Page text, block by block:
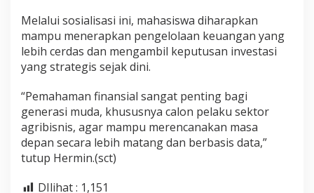
Melalui sosialisasi ini, mahasiswa diharapkan
mampu menerapkan pengelolaan keuangan yang
lebih cerdas dan mengambil keputusan investasi
yang strategis sejak dini.
“Pemahaman finansial sangat penting bagi
generasi muda, khususnya calon pelaku sektor
agribisnis, agar mampu merencanakan masa
depan secara lebih matang dan berbasis data,”
tutup Hermin.(sct)
DIlihat : 1,151